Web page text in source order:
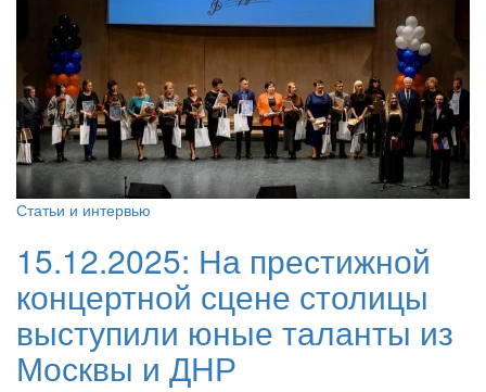
Статьи и интервью
15.12.2025: На престижной
концертной сцене столицы
выступили юные таланты из
Москвы и ДНР